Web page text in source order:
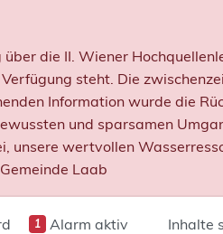
die II. Wiener
steht. Die
Information wurde die
und sparsamen
unsere wertvollen
Laab
1 Alarm aktiv Inhalte